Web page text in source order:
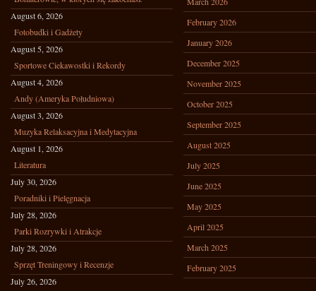
August 6, 2026
Fotobudki i Gadżety
August 5, 2026
Sportowe Ciekawostki i Rekordy
August 4, 2026
Andy (Ameryka Południowa)
August 3, 2026
Muzyka Relaksacyjna i Medytacyjna
August 1, 2026
Literatura
July 30, 2026
Poradniki i Pielęgnacja
July 28, 2026
Parki Rozrywki i Atrakcje
July 28, 2026
Sprzęt Treningowy i Recenzje
July 26, 2026
February 2026
January 2026
December 2025
November 2025
October 2025
September 2025
August 2025
July 2025
June 2025
May 2025
April 2025
March 2025
February 2025